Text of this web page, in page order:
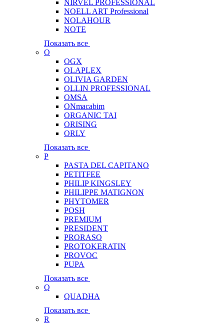
NIRVEL PROFESSIONAL
NOELL ART Professional
NOLAHOUR
NOTE
Показать все
O
OGX
OLAPLEX
OLIVIA GARDEN
OLLIN PROFESSIONAL
OMSA
ONmacabim
ORGANIC TAI
ORISING
ORLY
Показать все
P
PASTA DEL CAPITANO
PETITFEE
PHILIP KINGSLEY
PHILIPPE MATIGNON
PHYTOMER
POSH
PREMIUM
PRESIDENT
PRORASO
PROTOKERATIN
PROVOC
PUPA
Показать все
Q
QUADHA
Показать все
R